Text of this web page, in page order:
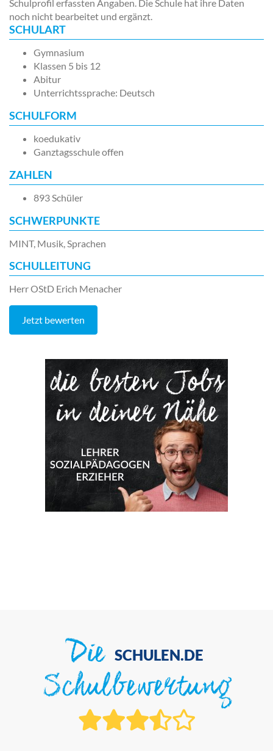
Schulprofil erfassten Angaben. Die Schule hat ihre Daten
noch nicht bearbeitet und ergänzt.
SCHULART
Gymnasium
Klassen 5 bis 12
Abitur
Unterrichtssprache: Deutsch
SCHULFORM
koedukativ
Ganztagsschule offen
ZAHLEN
893 Schüler
SCHWERPUNKTE
MINT, Musik, Sprachen
SCHULLEITUNG
Herr OStD Erich Menacher
Jetzt bewerten
Die SCHULEN.DE
Schulbewertung